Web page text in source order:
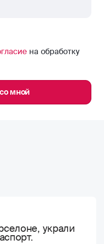
на обработку
мной
украли